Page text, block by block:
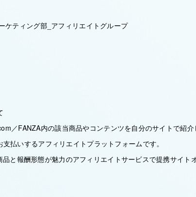
ケティング部_アフィリエイトグループ
／FANZA内の該当商品やコンテンツを自分のサイトで紹介
払いするアフィリエイトプラットフォームです。
と報酬形態が魅力のアフィリエイトサービスで提携サイト